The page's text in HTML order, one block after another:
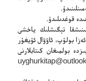
تېگىشلىك ياخشى
بولۇپ، ئاۋۋال ئۇيغۇر
بولمىغان كىتابلارنى